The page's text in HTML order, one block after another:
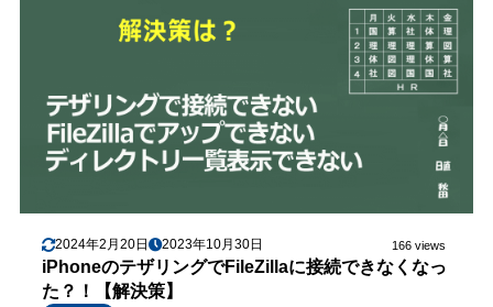
2024年2月20日 2023年10月30日 166 views
iPhoneのテザリングでFileZillaに接続できなくなっ
た？！【解決策】